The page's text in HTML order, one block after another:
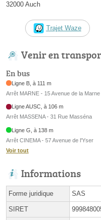
32000 Auch
Trajet Waze
Venir en
En bus
Ligne B, à 111 m
Arrêt MARNE - 15 Avenue de la Marne
Ligne AUSC, à 106 m
Arrêt MASSENA - 31 Rue Masséna
Ligne G, à 138 m
Arrêt CINEMA - 57 Avenue de l'Yser
Voir tout
Informations
Forme juridique SAS
SIRET